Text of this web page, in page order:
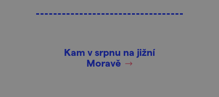
Kam v srpnu na jižní
Moravě